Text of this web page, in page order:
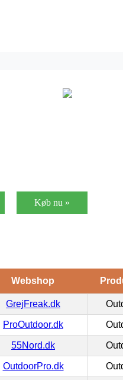
Køb nu »
Webshop
GrejFreak.dk
ProOutdoor.dk
55Nord.dk
OutdoorPro.dk